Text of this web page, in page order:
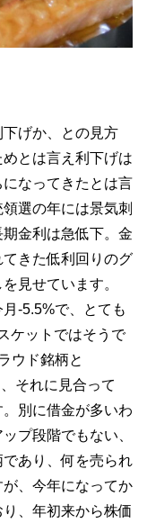
げか、との見方
とは言え利下げは
なってきたとは言
選の年には景気刺
金利は急低下。金
きた低利回りのグ
見せています。
-5.5%で、とても
ケットではそうで
ウド銘柄と
それに見合って
別に借金が多いわ
プ段階でもない、
あり、何を売られ
、今年になってか
、年初来から株価